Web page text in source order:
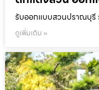
รับออกแบบสวนปราณบุรี
ดูเพิ่มเติม »